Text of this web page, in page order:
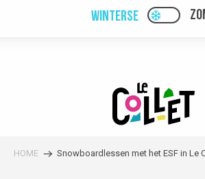
PAGE D’ACCUEIL
WINTERSE
HOME Snowboardlessen met het ESF in Le